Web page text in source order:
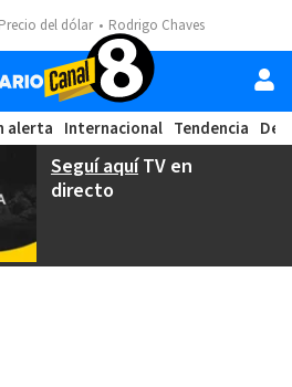
Precio del dólar Rodrigo Chaves
alerta Internacional Tendencia
Seguí aquíTV en
directo